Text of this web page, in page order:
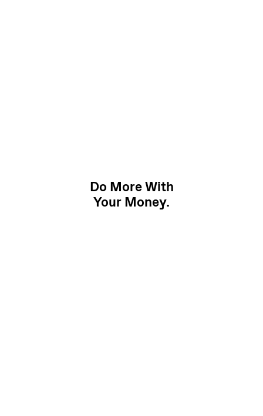
Do More With
Your Money.